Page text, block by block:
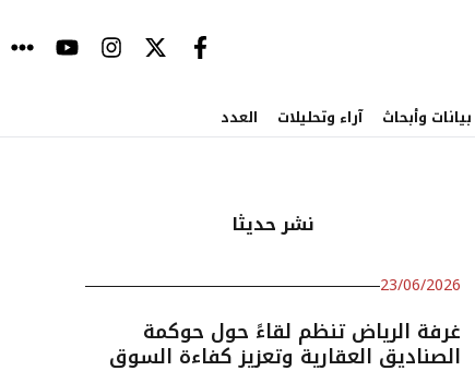
بيانات وأبحاث آراء وتحليلات العدد
نشر حديثا
23/06/2026
غرفة الرياض تنظم لقاءً حول حوكمة
الصناديق العقارية وتعزيز كفاءة السوق